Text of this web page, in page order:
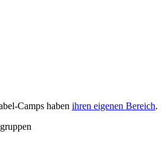
Camps haben ihren eigenen Bereich.